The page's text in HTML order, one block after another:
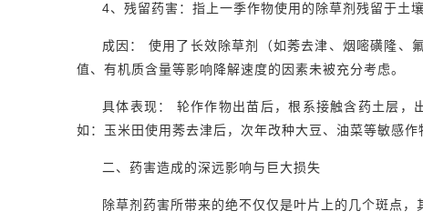
4、残留药害：指上一季作物使用的除草剂残留于土
成因： 使用了长效除草剂（如莠去津、烟嘧磺隆、
值、有机质含量等影响降解速度的因素未被充分考虑。
具体表现： 轮作作物出苗后，根系接触含药土层，
如：玉米田使用莠去津后，次年改种大豆、油菜等敏感作
二、药害造成的深远影响与巨大损失
除草剂药害所带来的绝不仅仅是叶片上的几个斑点，